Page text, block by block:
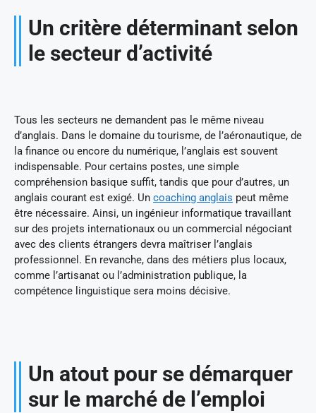
Un critère déterminant selon
le secteur d’activité
Tous les secteurs ne demandent pas le même niveau
d’anglais. Dans le domaine du tourisme, de l’aéronautique, de
la finance ou encore du numérique, l’anglais est souvent
indispensable. Pour certains postes, une simple
compréhension basique suffit, tandis que pour d’autres, un
anglais courant est exigé. Un coaching anglais peut même
être nécessaire. Ainsi, un ingénieur informatique travaillant
sur des projets internationaux ou un commercial négociant
avec des clients étrangers devra maîtriser l’anglais
professionnel. En revanche, dans des métiers plus locaux,
comme l’artisanat ou l’administration publique, la
compétence linguistique sera moins décisive.
Un atout pour se démarquer
sur le marché de l’emploi